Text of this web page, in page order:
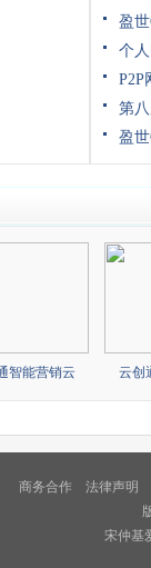
盈
个
P2P
第
盈
智能营销云 云创
商务合作 法律声明
宋仲基